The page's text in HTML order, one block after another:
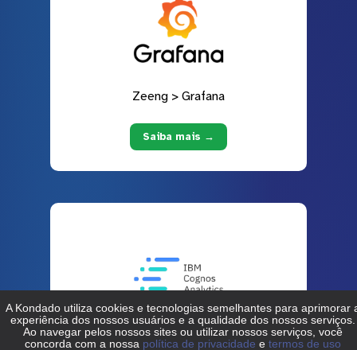
Zeeng > Grafana
Saiba mais →
Zeeng > IBM Cognos Analytics